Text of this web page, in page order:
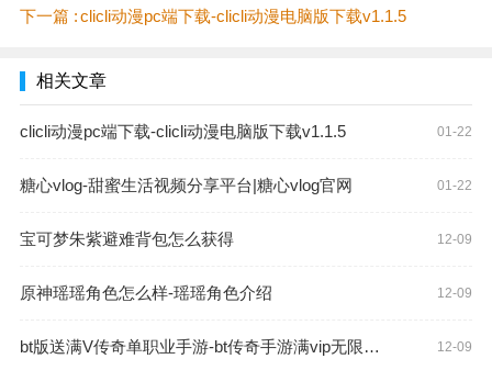
下一篇 :clicli动漫pc端下载-clicli动漫电脑版下载v1.1.5
相关文章
clicli动漫pc端下载-clicli动漫电脑版下载v1.1.5 01-22
糖心vlog-甜蜜生活视频分享平台|糖心vlog官网 01-22
宝可梦朱紫避难背包怎么获得 12-09
原神瑶瑶角色怎么样-瑶瑶角色介绍 12-09
bt版送满V传奇单职业手游-bt传奇手游满vip无限元宝 12-09